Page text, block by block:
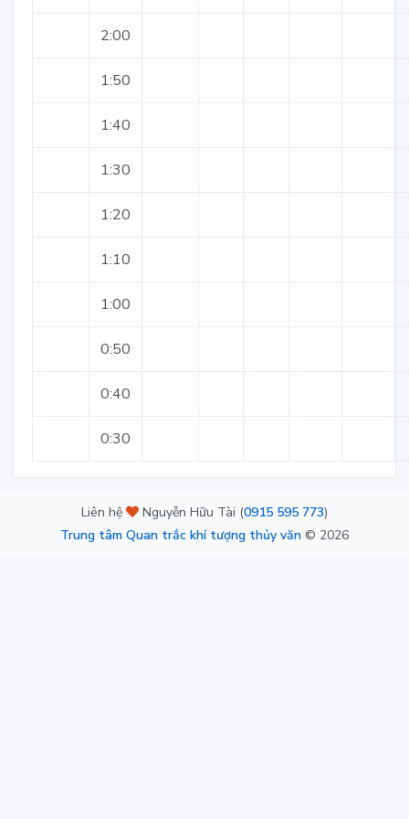
2:00
1:50
1:40
1:30
1:20
1:10
1:00
0:50
0:40
0:30
Liên hệ Nguyễn Hữu Tài (0915 595 773)
Trung tâm Quan trắc khí tượng thủy văn © 2026